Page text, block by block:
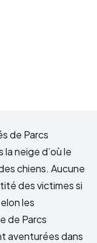
de Parcs
neige d’où le
chiens. Aucune
des victimes si
les
de Parcs
aventurées dans